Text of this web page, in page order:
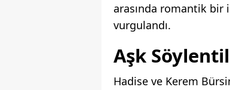
arasında romantik bir
vurgulandı.
Aşk
Hadise ve Kerem